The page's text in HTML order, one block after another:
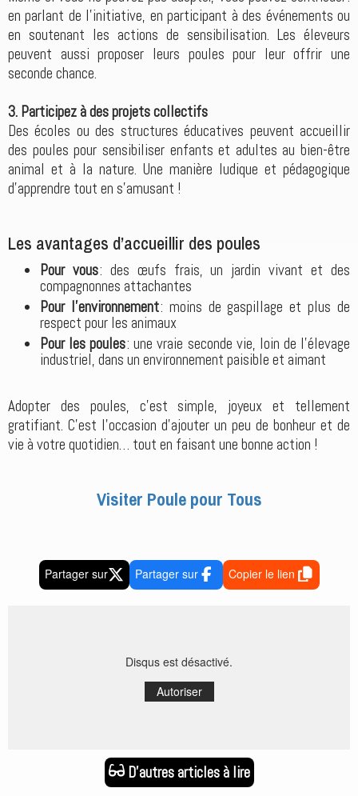
en parlant de l’initiative, en participant à des événements ou
en soutenant les actions de sensibilisation. Les éleveurs
peuvent aussi proposer leurs poules pour leur offrir une
seconde chance.
3. Participez à des projets collectifs
Des écoles ou des structures éducatives peuvent accueillir
des poules pour sensibiliser enfants et adultes au bien-être
animal et à la nature. Une manière ludique et pédagogique
d’apprendre tout en s’amusant !
Les avantages d’accueillir des poules
Pour vous: des œufs frais, un jardin vivant et des
compagnonnes attachantes
Pour l’environnement: moins de gaspillage et plus de
respect pour les animaux
Pour les poules: une vraie seconde vie, loin de l’élevage
industriel, dans un environnement paisible et aimant
Adopter des poules, c’est simple, joyeux et tellement
gratifiant. C’est l’occasion d’ajouter un peu de bonheur et de
vie à votre quotidien… tout en faisant une bonne action !
Visiter Poule pour Tous
Partager sur Partager sur Copier le lien
Disqus est désactivé.
Autoriser
D'autres articles à lire